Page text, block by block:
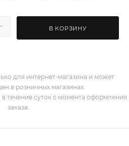
В КОРЗИНУ
для интернет-магазина и может
в розничных магазинах.
в течение суток с момента оформления
заказа.